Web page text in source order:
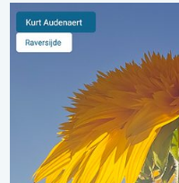
Stuur jouw weerfoto van